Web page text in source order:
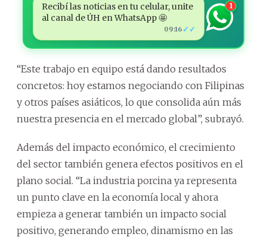
Recibí las noticias en tu celular, unite
al canal de ÚH en WhatsApp 🤩
09:16 ✓✓
1
“Este trabajo en equipo está dando resultados
concretos: hoy estamos negociando con Filipinas
y otros países asiáticos, lo que consolida aún más
nuestra presencia en el mercado global”, subrayó.
Además del impacto económico, el crecimiento
del sector también genera efectos positivos en el
plano social. “La industria porcina ya representa
un punto clave en la economía local y ahora
empieza a generar también un impacto social
positivo, generando empleo, dinamismo en las